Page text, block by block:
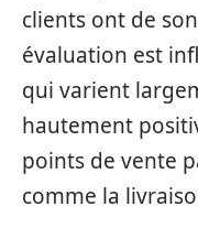
clients ont de
évaluation est
qui varient
hautement
points de vente
comme la